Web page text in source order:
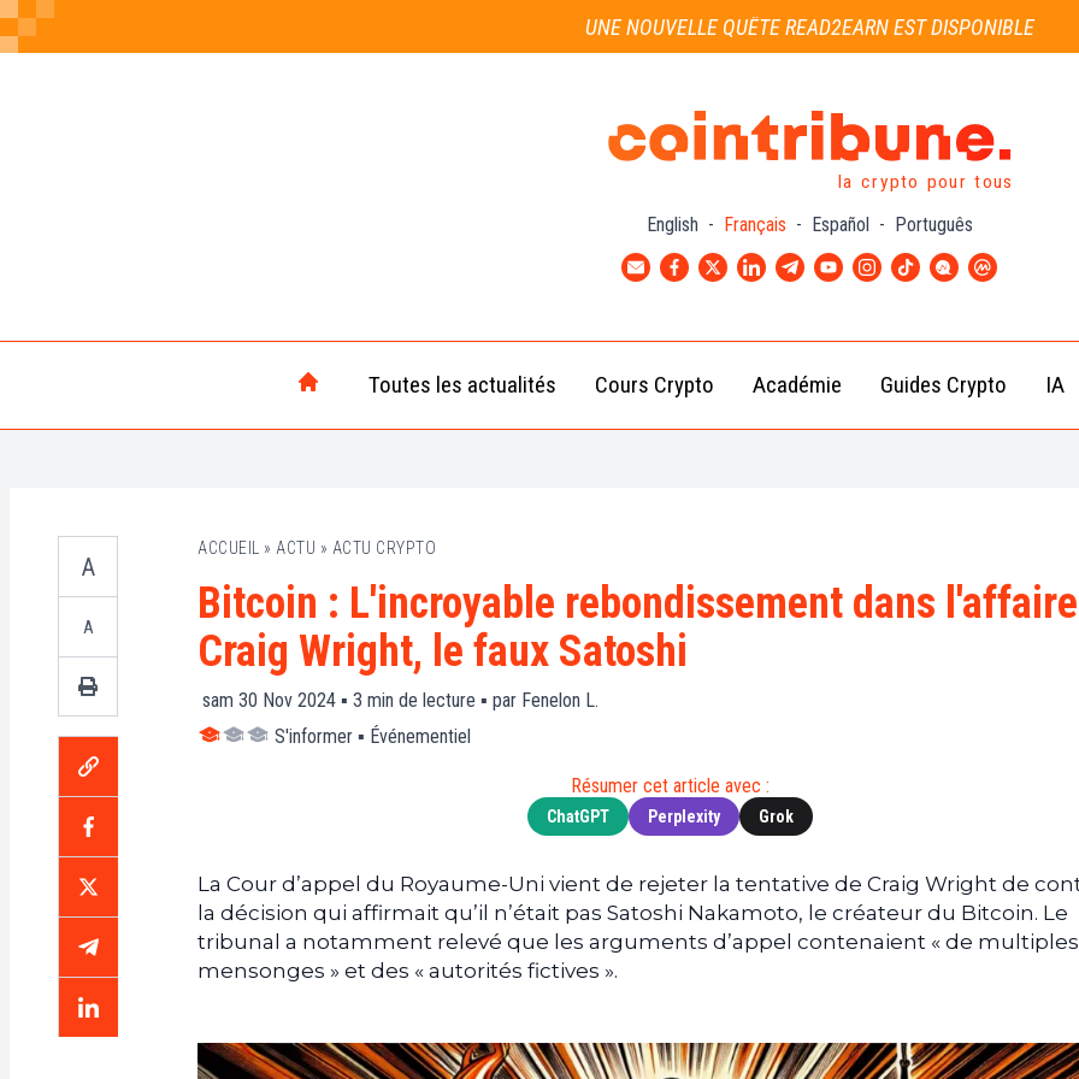
UNE NOUVELLE QUÊTE READ2EARN EST DISPONIBLE
la crypto pour tous
English - Français - Español - Português
Toutes les actualités
Crypto
Actu
Web3
Actu
Cours Crypto
(BTC)
XRP
(XRP)
Académie
Débutant
Intermédiaire
Guides Crypto IA
A
A
ACCUEIL » ACTU » ACTU CRYPTO
Bitcoin : L'incroyable rebondissement dans l'affaire
Craig Wright, le faux Satoshi
sam 30 Nov 2024 ▪ 3 min de lecture ▪ par Fenelon L.
S'informer ▪ Événementiel
Résumer cet article avec :
ChatGPT Perplexity Grok
La Cour d’appel du Royaume-Uni vient de rejeter la tentative de Craig Wright de
la décision qui affirmait qu’il n’était pas Satoshi Nakamoto, le créateur du Bitcoin. Le
tribunal a notamment relevé que les arguments d’appel contenaient « de multiples
mensonges » et des « autorités fictives ».